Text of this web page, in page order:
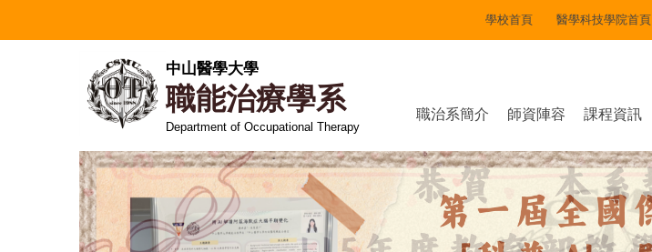
中山醫學大學
職能治療學系
Department of Occupational Therapy
職治系簡介 師資陣容 課程資訊
學校首頁 醫學科技學院首頁